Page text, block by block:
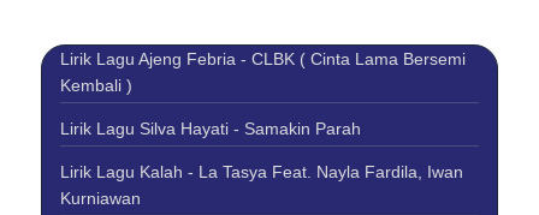
Lirik Lagu Ajeng Febria - CLBK ( Cinta Lama Bersemi
Kembali )
Lirik Lagu Silva Hayati - Samakin Parah
Lirik Lagu Kalah - La Tasya Feat. Nayla Fardila, Iwan
Kurniawan